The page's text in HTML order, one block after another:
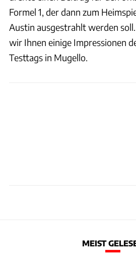
Formel 1, der dann zum
Austin ausgestrahlt werden
wir Ihnen einige Impressionen
Testtags in Mugello.
MEIST